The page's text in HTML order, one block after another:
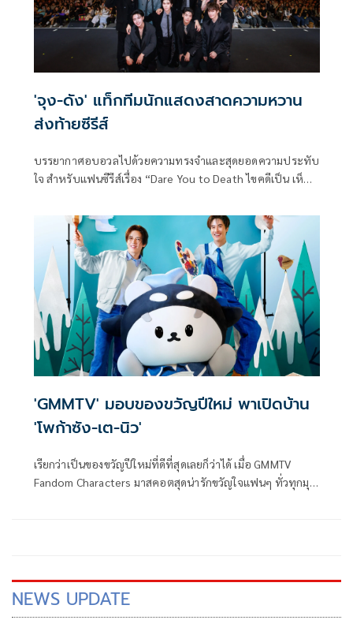
'จุง-ดัง' แท็กทีมนักแสดงสาดความหวาน
ส่งท้ายซีรีส์
บรรยากาศอบอวลไปด้วยความทรงจำและสุดยอดความประทับ
ใจ สำหรับแฟนซีรีส์เรื่อง “Dare You to Death ไขคดีเป็น เห็น
ไทย ในงาน "Dare You to Death Final EP. Fan Meeting" ซึ่ง
เป็นการรวมตัวครั้งสำคัญของทีมนักแสดง นำโดย “จุง-อาเชน
ไอย์ดึน” และ “ดัง-ณัฎฐ์ชัย บุญประเสริฐ”
'GMMTV' มอบของขวัญปีใหม่ พาเปิดบ้าน
'โพก้าซัง-เต-นิว'
เรียกว่าเป็นของขวัญปีใหม่ที่ดีที่สุดเลยก็ว่าได้ เมื่อ GMMTV
Fandom Characters มาสคอตสุดน่ารักขวัญใจแฟนๆ ทั่วทุกมุม
NEWS UPDATE